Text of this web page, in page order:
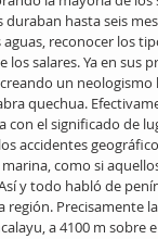
duraban hasta seis
reconocer los
salares. Ya en sus
un
quechua.
con el significado de
accidentes
como si
y todo habló de
Precisamente
a 4100 m sobre